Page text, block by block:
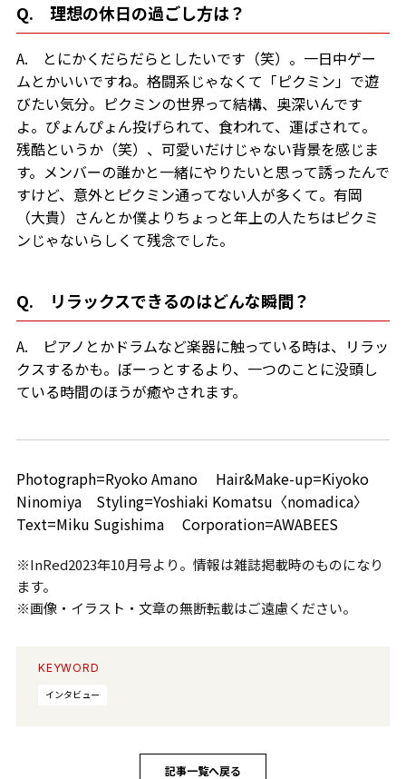
Q. 理想の休日の過ごし方は？
A. とにかくだらだらとしたいです（笑）。一日中ゲー
ムとかいいですね。格闘系じゃなくて「ピクミン」で遊
びたい気分。ピクミンの世界って結構、奥深いんです
よ。ぴょんぴょん投げられて、食われて、運ばされて。
残酷というか（笑）、可愛いだけじゃない背景を感じま
す。メンバーの誰かと一緒にやりたいと思って誘ったんで
すけど、意外とピクミン通ってない人が多くて。有岡
（大貴）さんとか僕よりちょっと年上の人たちはピクミ
ンじゃないらしくて残念でした。
Q. リラックスできるのはどんな瞬間？
A. ピアノとかドラムなど楽器に触っている時は、リラッ
クスするかも。ぼーっとするより、一つのことに没頭し
ている時間のほうが癒やされます。
Photograph=Ryoko Amano Hair&Make-up=Kiyoko
Ninomiya Styling=Yoshiaki Komatsu〈nomadica〉
Text=Miku Sugishima Corporation=AWABEES
※InRed2023年10月号より。情報は雑誌掲載時のものになり
ます。
※画像・イラスト・文章の無断転載はご遠慮ください。
KEYWORD
インタビュー
記事一覧へ戻る